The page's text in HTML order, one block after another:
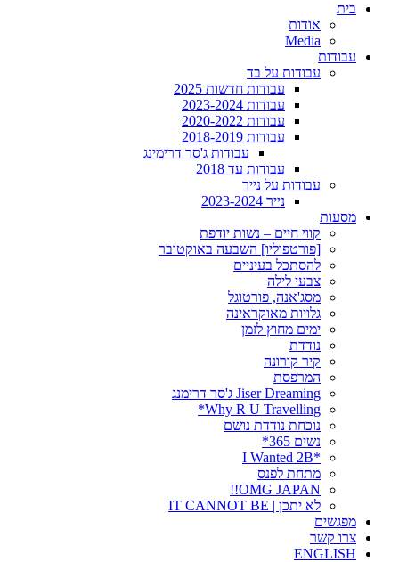
בית
אודות
Media
עבודות
עבודות על בד
עבודות חדשות 2025
עבודות 2023-2024
עבודות 2020-2022
עבודות 2018-2019
עבודות ג'סר דרימינג
עבודות עד 2018
עבודות על נייר
נייר 2023-2024
מסעות
קווי חיים – נשות יודפת
[פורטפוליו] השבעה באוקטובר
להסתכל בעיניים
צבעי לילה
מסג'אנה, פורטוגל
גלויות מאוקראינה
ימים מחוץ לזמן
נודדת
קיר קורונה
המרפסת
Jiser Dreaming ג'סר דרימנג
Why R U Travelling*
נוכחת נודדת נושם
נשים 365*
*I Wanted 2B
מתחת לפנס
OMG JAPAN!!
לא יתכן | IT CANNOT BE
מפגשים
צרו קשר
ENGLISH